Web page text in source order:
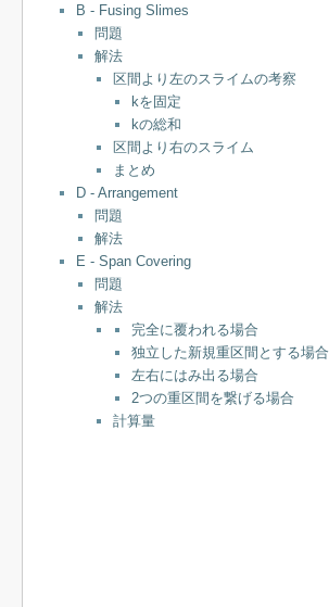
B - Fusing Slimes
問題
解法
区間より左のスライムの考察
kを固定
kの総和
区間より右のスライム
まとめ
D - Arrangement
問題
解法
E - Span Covering
問題
解法
完全に覆われる場合
独立した新規重区間とする場合
左右にはみ出る場合
2つの重区間を繋げる場合
計算量